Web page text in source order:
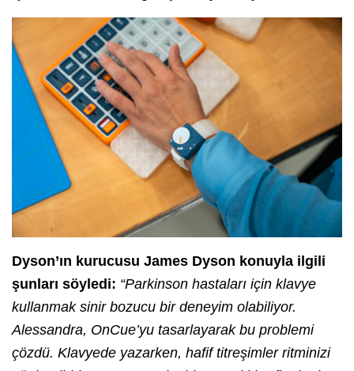
Dyson’ın kurucusu James Dyson konuyla ilgili
şunları söyledi: “Parkinson hastaları için klavye
kullanmak sinir bozucu bir deneyim olabiliyor.
Alessandra, OnCue’yu tasarlayarak bu problemi
çözdü. Klavyede yazarken, hafif titreşimler ritminizi